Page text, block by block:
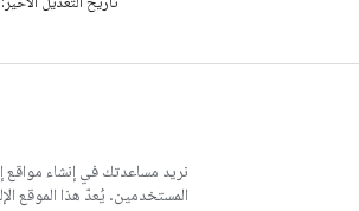
نريد مساعدتك في إنشاء مواقع